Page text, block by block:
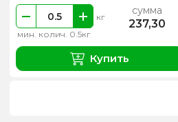
мин. колич. 0.5кг
кг сумма
237,30
Купить